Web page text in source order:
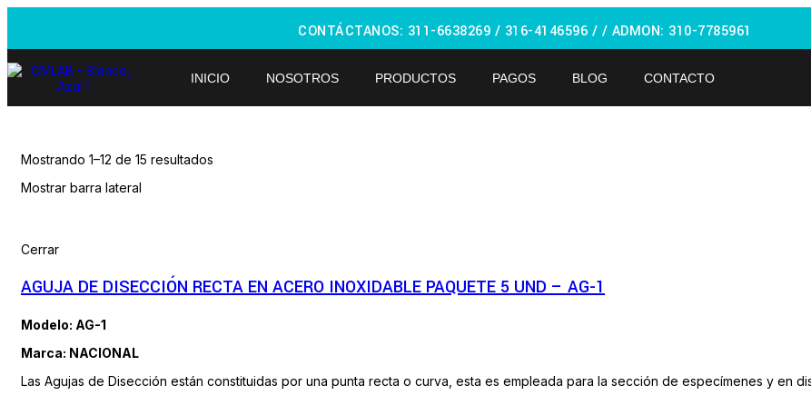
CONTÁCTANOS: 311-6638269 / 316-4146596 / / ADMON: 310-7785961
INICIO NOSOTROS PRODUCTOS PAGOS BLOG CONTACTO
Mostrando 1–12 de 15 resultados
Mostrar barra lateral
Cerrar
AGUJA DE DISECCIÓN RECTA EN ACERO INOXIDABLE PAQUETE 5 UND – AG-1
Modelo: AG-1
Marca: NACIONAL
Las Agujas de Disección están constituidas por una punta recta o curva, esta es empleada para la sección de especímenes y en